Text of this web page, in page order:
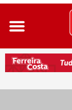
Ir
para
conteúdo